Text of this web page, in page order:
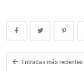
Entradas más recientes